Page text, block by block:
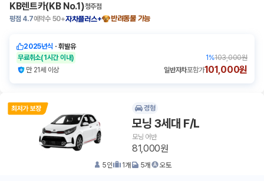
KB렌트카(KB No.1)청주점
평점 4.7예약수 50+자차플러스+ 반려동물 가능
2025년식 ㆍ휘발유
무료취소(1시간 이내) 1 %103,000원
만 21세 이상
일반자차포함가101,000원
경형
모닝 3세대 F/L
모닝 어반
81,000원
5인 1개 5개 오토